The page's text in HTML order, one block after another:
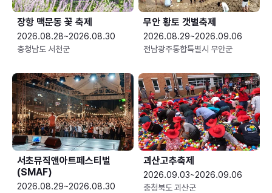
장항 맥문동 꽃 축제
2026.08.28~2026.08.30
충청남도 서천군
무안 황토 갯벌축제
2026.08.29~2026.09.06
전남광주통합특별시 무안군
서초뮤직앤아트페스티벌
(SMAF)
2026.08.29~2026.08.30
괴산고추축제
2026.09.03~2026.09.06
충청북도 괴산군